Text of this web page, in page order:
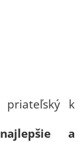
priateľský k
a